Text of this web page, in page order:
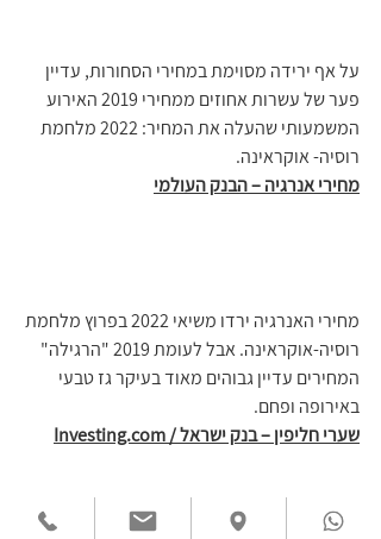
על אף ירידה מסוימת במחירי הסחורות, עדיין
פער של עשרות אחוזים ממחירי 2019 האירוע
המשמעותי שהעלה את המחיר: 2022 מלחמת
רוסיה- אוקראינה.
מחירי אנרגיה – הבנק העולמי
מחירי האנרגיה ירדו משיאי 2022 בפרוץ מלחמת
רוסיה-אוקראינה. אבל לעומת 2019 "הרגילה"
המחירים עדיין גבוהים מאוד בעיקר גז טבעי
באירופה ופחם.
שערי חליפין – בנק ישראל / Investing.com